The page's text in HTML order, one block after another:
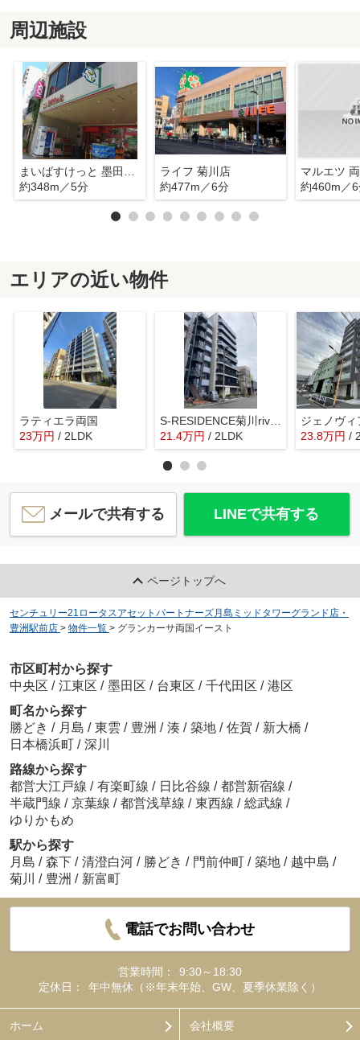
周辺施設
約348m／5分
ライフ 菊川店
約477m／6分
マルエツ
約460m／
エリアの近い物件
ラティエラ両国
23万円 / 2LDK
S-RESIDENCE菊川rivie（エスレジデンス菊川リヴィエ）
21.4万円 / 2LDK 23.8万円 /
メールで共有する LINEで共有する
ページトップへ
センチュリー21ロータスアセットパートナーズ月島ミッドタワーグランド店・
豊洲駅前店 > 物件一覧 > グランカーサ両国イースト
市区町村から探す
中央区 / 江東区 / 墨田区 / 台東区 / 千代田区 / 港区
町名から探す
勝どき / 月島 / 東雲 / 豊洲 / 湊 / 築地 / 佐賀 / 新大橋 /
日本橋浜町 / 深川
路線から探す
都営大江戸線 / 有楽町線 / 日比谷線 / 都営新宿線 /
半蔵門線 / 京葉線 / 都営浅草線 / 東西線 / 総武線 /
ゆりかもめ
駅から探す
月島 / 森下 / 清澄白河 / 勝どき / 門前仲町 / 築地 / 越中島 /
菊川
/ 豊洲 / 新富町
電話でお問い合わせ
営業時間：
9:30～18:30
定休日：
年中無休（※年末年始、GW、夏季休業除く）
ホーム 会社概要